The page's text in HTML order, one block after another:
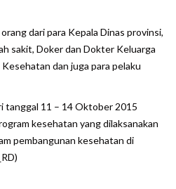
dari para Kepala Dinas provinsi,
sakit, Doker dan Dokter Keluarga
dan juga para pelaku
tanggal 11 – 14 Oktober 2015
kesehatan yang dilaksanakan
pembangunan kesehatan di